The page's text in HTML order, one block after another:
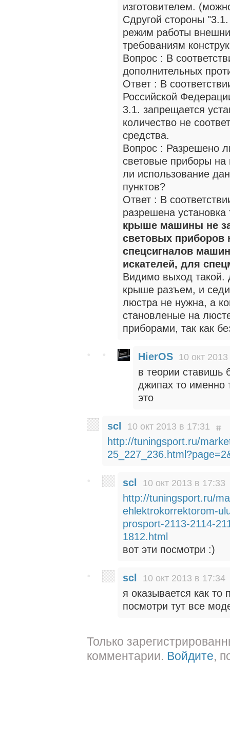
изготовителем.
Сдругой стороны
режим работы
требованиям
Вопрос : В
дополнительных
Ответ : В
Российской
3.1. запрещается
количество не
средства.
Вопрос : Разрешено
световые приборы
ли использование
пунктов?
Ответ : В
разрешена
крыше машины не
световых приборов
спецсигналов
искателей, для
Видимо выход такой.
крыше разъем, и
люстра не нужна, а
становленые на
приборами, так как
HierOS 10 окт
в теории ставишь
джипах то именно
это
scl 10 окт 2013 в 17:31
http://tuningsport.ru/
scl 10 окт 2013 в 17:33
http://tuningsport.ru/
ehlektrokorrektorom-
prosport-2113-2114-
1812.html
вот эти посмотри :)
scl 10 окт 2013 в 17:34
я оказывается как
посмотри тут все
Только
комментарии. Войдите,